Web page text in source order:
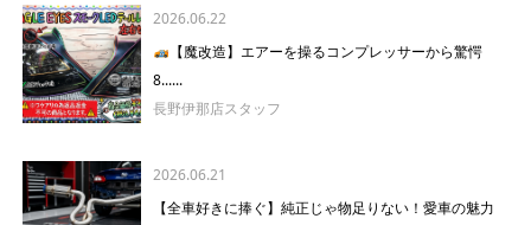
2026.06.22
【魔改造】エアーを操るコンプレッサーから驚愕
8......
長野伊那店スタッフ
2026.06.21
【全車好きに捧ぐ】純正じゃ物足りない！愛車の魅力